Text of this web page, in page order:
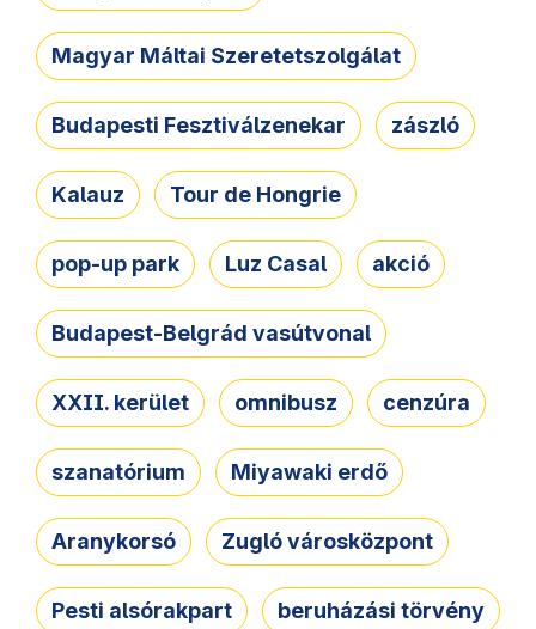
Magyar Máltai Szeretetszolgálat
Budapesti Fesztiválzenekar zászló
Kalauz Tour de Hongrie
pop-up park Luz Casal akció
Budapest-Belgrád vasútvonal
XXII. kerület omnibusz cenzúra
szanatórium Miyawaki erdő
Aranykorsó Zugló városközpont
Pesti alsórakpart beruházási törvény